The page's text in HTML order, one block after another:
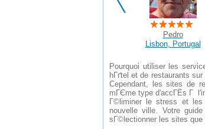
Pedro
Lisbon, Portugal
Pourquoi utiliser les
hГґtel et de restaurants
Cependant, les sites de
mГЄme type d'accГЁs Г
Г©liminer le stress et les
nouvelle ville. Votre
sГ©lectionner les sites que